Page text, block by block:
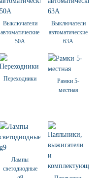
Выключатели
автоматические
50А
Выключатели
автоматические
63А
Переходники
Рамки 5-
местная
Лампы
светодиодные